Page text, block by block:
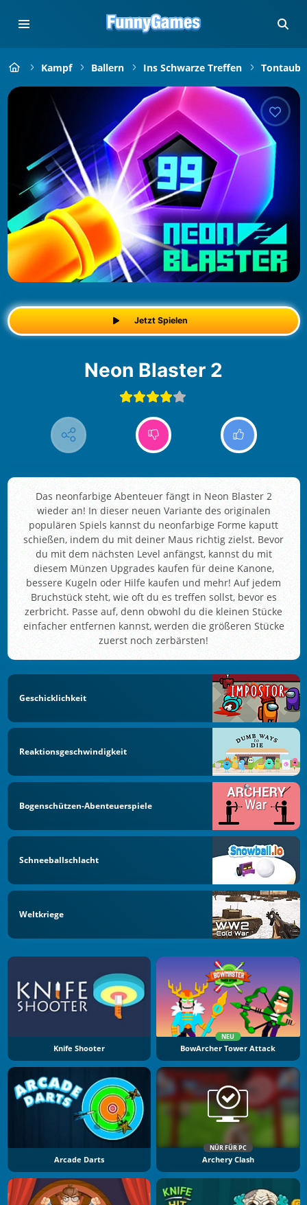
Kampf Ballern Ins Schwarze Treffen
Jetzt Spielen
Neon Blaster 2
Das neonfarbige Abenteuer fängt in Neon Blaster 2
wieder an! In dieser neuen Variante des originalen
populären Spiels kannst du neonfarbige Forme kaputt
schießen, indem du mit deiner Maus richtig zielst. Bevor
du mit dem nächsten Level anfängst, kannst du mit
diesem Münzen Upgrades kaufen für deine Kanone,
bessere Kugeln oder Hilfe kaufen und mehr! Auf jedem
Bruchstück steht, wie oft du es treffen sollst, bevor es
zerbricht. Passe auf, denn obwohl du die kleinen Stücke
einfacher entfernen kannst, werden die größeren Stücke
zuerst noch zerbärsten!
Geschicklichkeit
Reaktionsgeschwindigkeit
Bogenschützen-Abenteuerspiele
Schneeballschlacht
Weltkriege
Knife Shooter
NEU
BowArcher Tower Attack
Arcade Darts
NÜR FÜR PC
Archery Clash